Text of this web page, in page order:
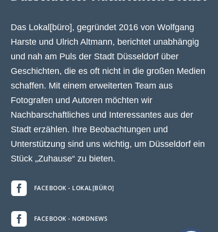
Das Lokal[büro], gegründet 2016 von Wolfgang
Harste und Ulrich Altmann, berichtet unabhängig
und nah am Puls der Stadt Düsseldorf über
Geschichten, die es oft nicht in die großen Medien
schaffen. Mit einem erweiterten Team aus
Fotografen und Autoren möchten wir
Nachbarschaftliches und Interessantes aus der
Stadt erzählen. Ihre Beobachtungen und
Unterstützung sind uns wichtig, um Düsseldorf ein
Stück „Zuhause“ zu bieten.
 FACEBOOK - LOKAL[BÜRO]
 FACEBOOK - NORDNEWS